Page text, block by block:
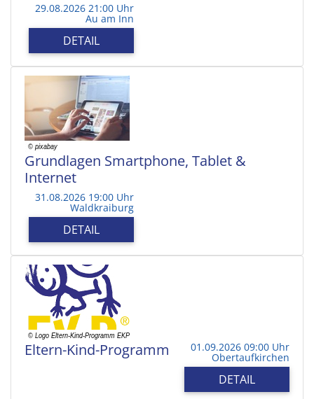
29.08.2026 21:00 Uhr
Au am Inn
DETAIL
Grundlagen Smartphone, Tablet &
Internet
31.08.2026 19:00 Uhr
Waldkraiburg
DETAIL
Eltern-Kind-Programm 01.09.2026 09:00 Uhr
Obertaufkirchen
DETAIL